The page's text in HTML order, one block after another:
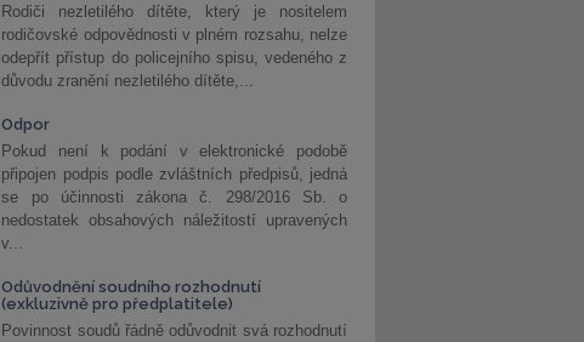
Rodiči nezletilého dítěte, který je nositelem
rodičovské odpovědnosti v plném rozsahu, nelze
odepřít přístup do policejního spisu, vedeného z
důvodu zranění nezletilého dítěte,...
Odpor
Pokud není k podání v elektronické podobě
připojen podpis podle zvláštních předpisů, jedná
se po účinnosti zákona č. 298/2016 Sb. o
nedostatek obsahových náležitostí upravených
v...
Odůvodnění soudního rozhodnutí
(exkluzivně pro předplatitele)
Povinnost soudů řádně odůvodnit svá rozhodnutí